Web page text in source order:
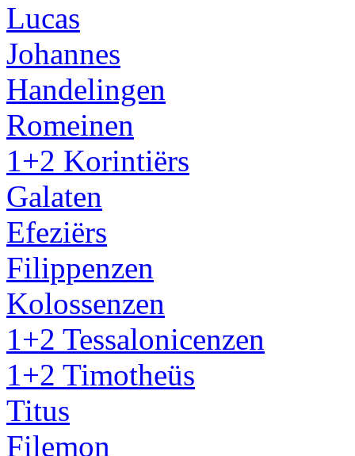
Lucas
Johannes
Handelingen
Romeinen
1+2 Korintiërs
Galaten
Efeziërs
Filippenzen
Kolossenzen
1+2 Tessalonicenzen
1+2 Timotheüs
Titus
Filemon